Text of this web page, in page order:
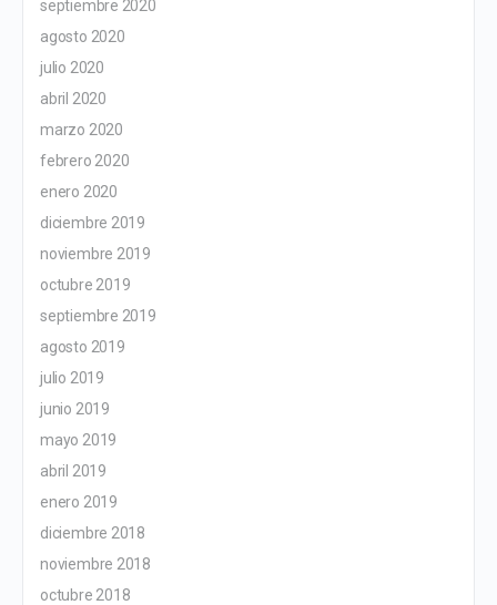
septiembre 2020
agosto 2020
julio 2020
abril 2020
marzo 2020
febrero 2020
enero 2020
diciembre 2019
noviembre 2019
octubre 2019
septiembre 2019
agosto 2019
julio 2019
junio 2019
mayo 2019
abril 2019
enero 2019
diciembre 2018
noviembre 2018
octubre 2018